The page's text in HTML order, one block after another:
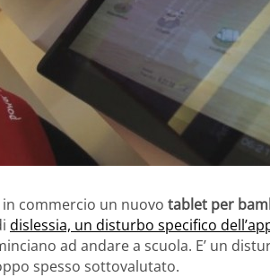
in commercio un nuovo tablet per
dislessia, un disturbo specifico
ad andare a scuola. E’ un
spesso sottovalutato.